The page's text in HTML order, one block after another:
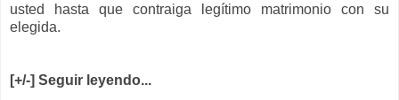
usted hasta que contraiga legítimo matrimonio con su
elegida.
[+/-] Seguir leyendo...